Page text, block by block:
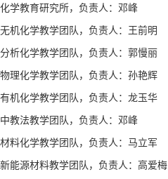
化学教育研究所，负责人：邓峰
无机化学教学团队，负责人：王前明
分析化学教学团队，负责人：郭慢丽
物理化学教学团队，负责人：孙艳辉
有机化学教学团队，负责人：龙玉华
中教法教学团队，负责人：邓峰
材料化学教学团队，负责人：马立军
新能源材料教学团队，负责人：高爱梅